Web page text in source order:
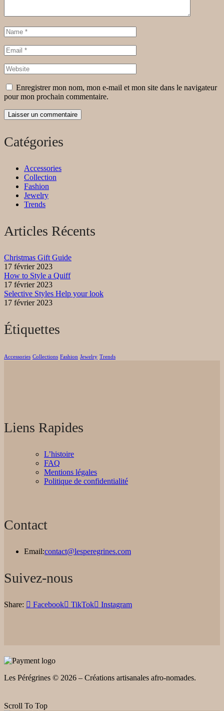
Enregistrer mon nom, mon e-mail et mon site dans le navigateur
pour mon prochain commentaire.
Catégories
Accessories
Collection
Fashion
Jewelry
Trends
Articles Récents
Christmas Gift Guide
17 février 2023
How to Style a Quiff
17 février 2023
Selective Styles Help your look
17 février 2023
Étiquettes
Accessories Collections Fashion Jewelry Trends
Liens Rapides
L’histoire
FAQ
Mentions légales
Politique de confidentialité
Contact
Email:contact@lesperegrines.com
Suivez-nous
Share: Facebook TikTok Instagram
Les Pérégrines © 2026 – Créations artisanales afro-nomades.
Scroll To Top